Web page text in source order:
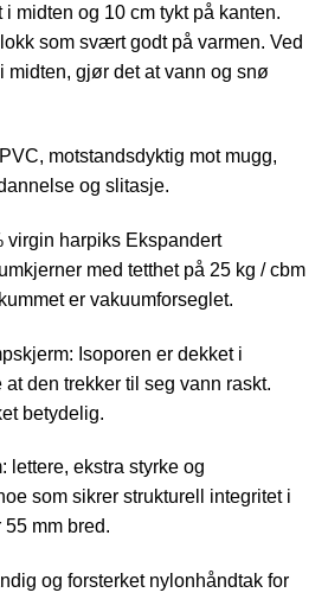
midten og 10 cm tykt på kanten.
som svært godt på varmen. Ved
midten, gjør det at vann og snø
motstandsdyktig mot mugg,
og slitasje.
harpiks Ekspandert
med tetthet på 25 kg / cbm
er vakuumforseglet.
Isoporen er dekket i
den trekker til seg vann raskt.
betydelig.
ekstra styrke og
som sikrer strukturell integritet i
55 mm bred.
og forsterket nylonhåndtak for